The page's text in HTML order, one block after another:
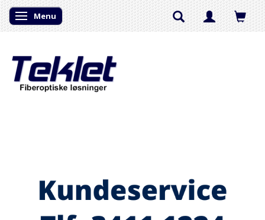
Skifte navigation
Menu